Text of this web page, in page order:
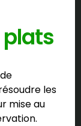
les
mise au